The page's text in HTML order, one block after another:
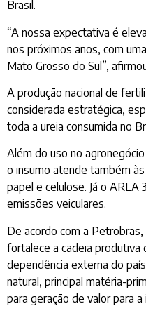
Brasil.
“A nossa expectativa é
nos próximos anos, com
Mato Grosso do Sul”,
A produção nacional de
considerada estratégica,
toda a ureia consumida no
Além do uso no
o insumo atende também
papel e celulose. Já o ARLA
emissões veiculares.
De acordo com a
fortalece a cadeia produtiva
dependência externa do
natural, principal matéria-
para geração de valor para a